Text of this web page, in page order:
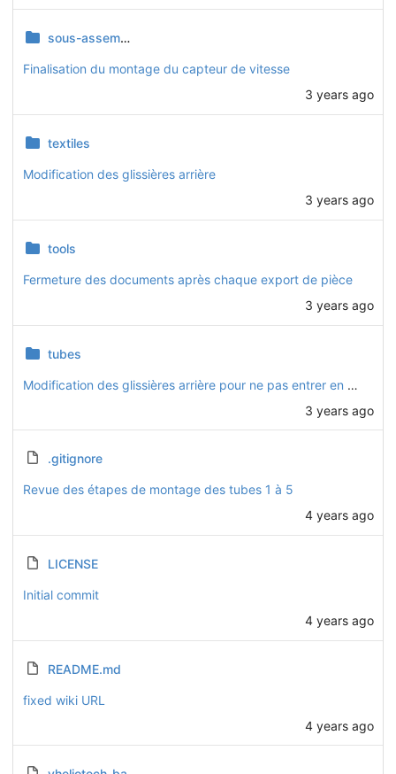
sous-assemblages
Finalisation du montage du capteur de vitesse
3 years ago
textiles
Modification des glissières arrière
3 years ago
tools
Fermeture des documents après chaque export de pièce
3 years ago
tubes
Modification des glissières arrière pour ne pas entrer en collision avec les boulons de fixation des M01
3 years ago
.gitignore
Revue des étapes de montage des tubes 1 à 5
4 years ago
LICENSE
Initial commit
4 years ago
README.md
fixed wiki URL
4 years ago